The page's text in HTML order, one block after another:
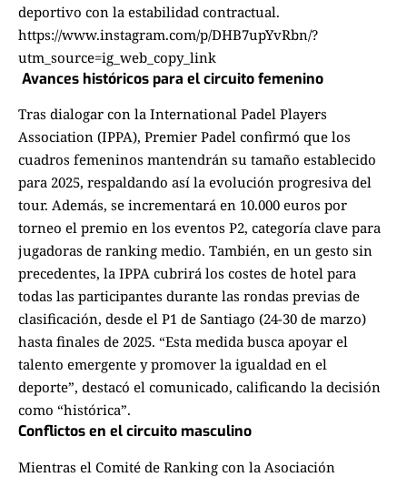
deportivo con la estabilidad contractual.
https://www.instagram.com/p/DHB7upYvRbn/?
utm_source=ig_web_copy_link
Avances históricos para el circuito femenino
Tras dialogar con la International Padel Players
Association (IPPA), Premier Padel confirmó que los
cuadros femeninos mantendrán su tamaño establecido
para 2025, respaldando así la evolución progresiva del
tour. Además, se incrementará en 10.000 euros por
torneo el premio en los eventos P2, categoría clave para
jugadoras de ranking medio. También, en un gesto sin
precedentes, la IPPA cubrirá los costes de hotel para
todas las participantes durante las rondas previas de
clasificación, desde el P1 de Santiago (24-30 de marzo)
hasta finales de 2025. “Esta medida busca apoyar el
talento emergente y promover la igualdad en el
deporte”, destacó el comunicado, calificando la decisión
como “histórica”.
Conflictos en el circuito masculino
Mientras el Comité de Ranking con la Asociación